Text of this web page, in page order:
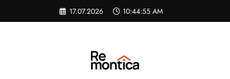
содержимому
17.07.2026 10:44:56 AM